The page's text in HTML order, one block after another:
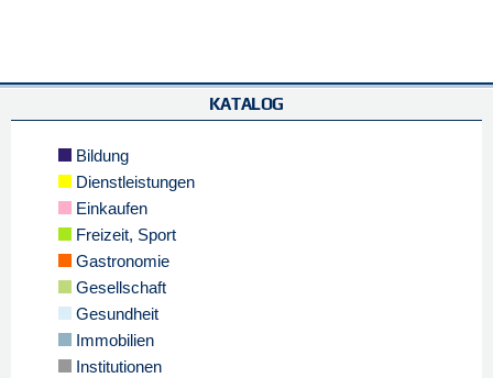
KATALOG
Bildung
Dienstleistungen
Einkaufen
Freizeit, Sport
Gastronomie
Gesellschaft
Gesundheit
Immobilien
Institutionen